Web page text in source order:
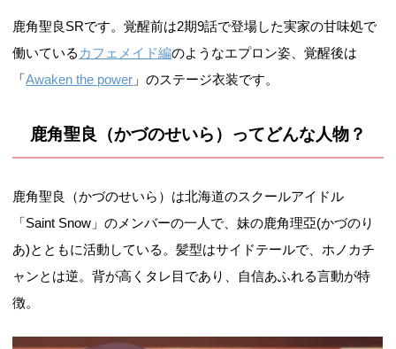
鹿角聖良SRです。覚醒前は2期9話で登場した実家の甘味処で
働いている カフェメイド編のようなエプロン姿、覚醒後は
「Awaken the power 」のステージ衣装です。
鹿角聖良（かづのせいら）ってどんな人物？
鹿角聖良（かづのせいら）は北海道のスクールアイドル
「Saint Snow」のメンバーの一人で、妹の鹿角理亞(かづのり
あ)とともに活動している。髪型はサイドテールで、ホノカチ
ャンとは逆。背が高くタレ目であり、自信あふれる言動が特
徴。